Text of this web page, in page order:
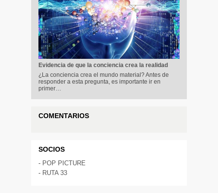
Evidencia de que la conciencia crea la realidad
¿La conciencia crea el mundo material? Antes de
responder a esta pregunta, es importante ir en
primer…
COMENTARIOS
SOCIOS
- POP PICTURE
- RUTA 33